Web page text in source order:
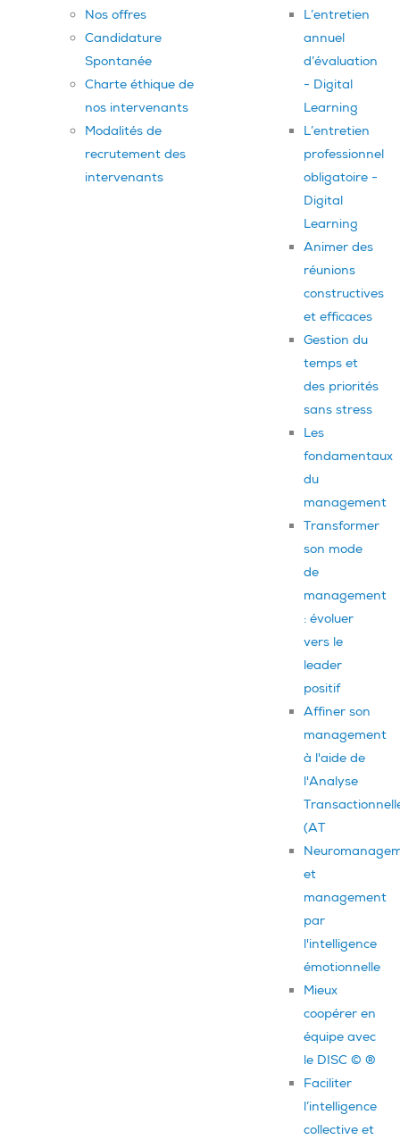
Nos offres
Candidature
Spontanée
Charte éthique de
nos intervenants
Modalités de
recrutement des
intervenants
L’entretien
annuel
d’évaluation
- Digital
Learning
L’entretien
professionnel
obligatoire -
Digital
Learning
Animer des
réunions
constructives
et efficaces
Gestion du
temps et
des priorités
sans stress
Les
fondamentaux
du
management
Transformer
son mode
de
management
: évoluer
vers le
leader
positif
Affiner son
management
à l'aide de
l'Analyse
(AT
et
management
par
l'intelligence
émotionnelle
Mieux
coopérer en
équipe avec
le DISC © ®
Faciliter
l’intelligence
collective et